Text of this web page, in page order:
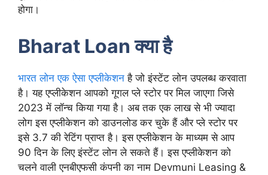
होगा।
Bharat Loan क्या है
भारत लोन एक ऐसा एप्लीकेशन है जो इंस्टेंट लोन उपलब्ध करवाता
है। यह एप्लीकेशन आपको गूगल प्ले स्टोर पर मिल जाएगा जिसे
2023 में लॉन्च किया गया है। अब तक एक लाख से भी ज्यादा
लोग इस एप्लीकेशन को डाउनलोड कर चुके हैं और प्ले स्टोर पर
इसे 3.7 की रेटिंग प्राप्त है। इस एप्लीकेशन के माध्यम से आप
90 दिन के लिए इंस्टेंट लोन ले सकते हैं। इस एप्लीकेशन को
चलने वाली एनबीएफसी कंपनी का नाम Devmuni Leasing &